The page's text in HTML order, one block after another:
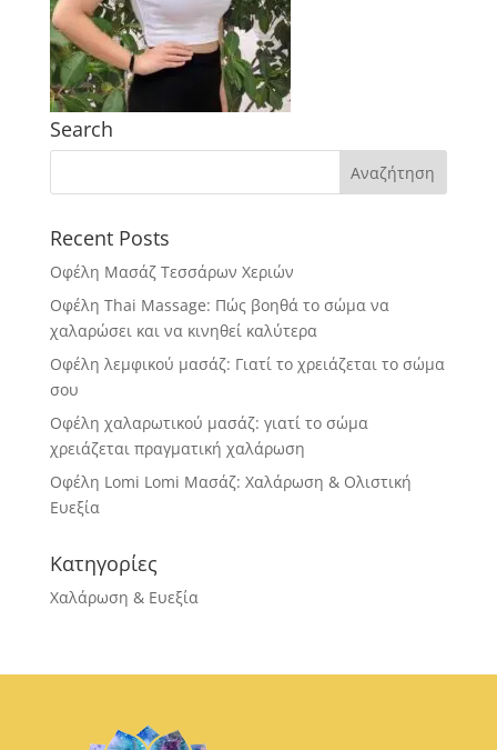
Search
Recent Posts
Οφέλη Μασάζ Τεσσάρων Χεριών
Οφέλη Thai Massage: Πώς βοηθά το σώμα να
χαλαρώσει και να κινηθεί καλύτερα
Οφέλη λεμφικού μασάζ: Γιατί το χρειάζεται το σώμα
σου
Οφέλη χαλαρωτικού μασάζ: γιατί το σώμα
χρειάζεται πραγματική χαλάρωση
Οφέλη Lomi Lomi Μασάζ: Χαλάρωση & Ολιστική
Ευεξία
Κατηγορίες
Χαλάρωση & Ευεξία